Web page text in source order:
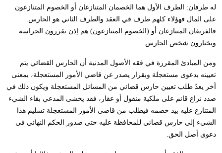
له طرفان: الطرف الأول هما الخصمان المتنازعان أو الخصوم المتنازعون
على المال فهؤلاء كلهم طرف في العقد والطرف الثاني هو الحارس.
فالفريقان المتنازعان أو (الخصوم المتنازعون) هم إذن يقررون الحراسة
ويختارون شخص الحارس.
ومن المبادئ المقررة في فقه الأصول المدنية أن الحارس القضائي يتم
تعيينه بدعوى مستعجلة وبقرار يصدر عن قاضي الأمور المستعجلة، بمعنى
آخر يعدّ طلب تعيين حارس قضائي من المسائل المستعجلة ويكون ذلك في
صدد نزاع قائم على ملكية منقول أو عقار، فقد يخشى المدعي بقاء الشيء
المتنازع عليه بيد خصمه فيطلب من قاضي الأمور المستعجلة تسليم هذا
الشيء إلى حارس قضائي للمحافظة عليه حتى صدور الحكم النهائي في
دعوى أصل الحق.